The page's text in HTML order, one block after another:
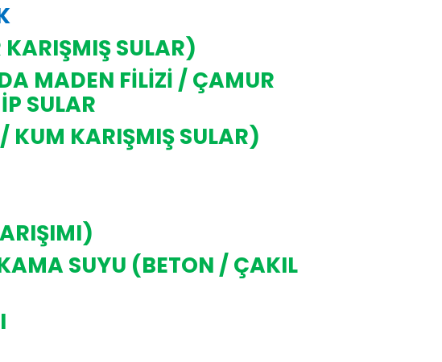
SULAR)
MADEN FİLİZİ / ÇAMUR
SULAR
KUM KARIŞMIŞ SULAR)
SUYU (BETON / ÇAKIL